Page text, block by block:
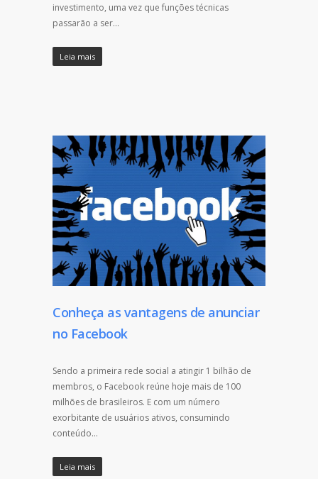
investimento, uma vez que funções técnicas
passarão a ser…
Leia mais
Conheça as vantagens de anunciar
no Facebook
Sendo a primeira rede social a atingir 1 bilhão de
membros, o Facebook reúne hoje mais de 100
milhões de brasileiros. E com um número
exorbitante de usuários ativos, consumindo
conteúdo…
Leia mais